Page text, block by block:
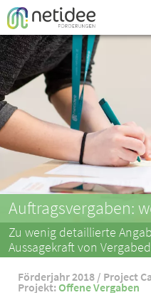
Enter your username or email
Passwort
Auftragsvergaben:
Zu wenig detaillierte
Aussagekraft von
Förderjahr 2018 / Project
Projekt:Offene Vergaben